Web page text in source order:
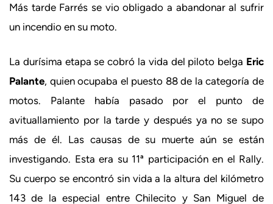
Más tarde Farrés se vio obligado a abandonar al sufrir
un incendio en su moto.
La durísima etapa se cobró la vida del piloto belga Eric
Palante, quien ocupaba el puesto 88 de la categoría de
motos. Palante había pasado por el punto de
avituallamiento por la tarde y después ya no se supo
más de él. Las causas de su muerte aún se están
investigando. Esta era su 11ª participación en el Rally.
Su cuerpo se encontró sin vida a la altura del kilómetro
143 de la especial entre Chilecito y San Miguel de